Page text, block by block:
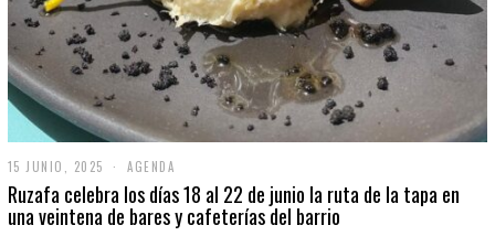
15 JUNIO, 2025
J
U
AGENDA
Ruzafa celebra los días 18 al 22 de junio la ruta de la tapa en
una veintena de bares y cafeterías del barrio